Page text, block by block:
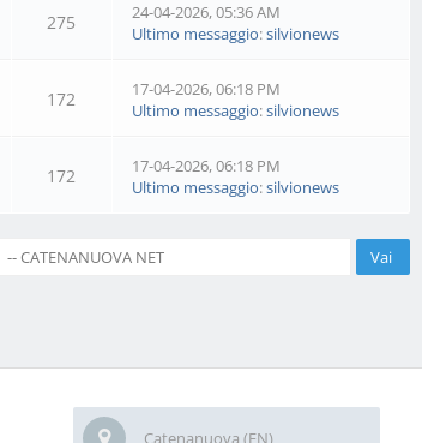
275
24-04-2026, 05:36 AM
Ultimo messaggio:silvionews
172
17-04-2026, 06:18 PM
Ultimo messaggio:silvionews
172
17-04-2026, 06:18 PM
Ultimo messaggio:silvionews
Catenanuova (EN)